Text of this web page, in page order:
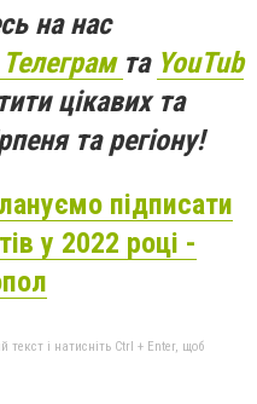
на нас
Телеграм та YouTub
цікавих та
та регіону!
підписати
у 2022 році -
текст і натисніть Ctrl + Enter, щоб